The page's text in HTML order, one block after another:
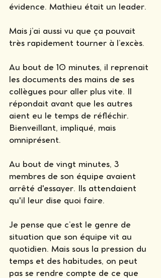
évidence. Mathieu était un leader.
Mais j’ai aussi vu que ça pouvait
très rapidement tourner à l’excès.
Au bout de 10 minutes, il reprenait
les documents des mains de ses
collègues pour aller plus vite. Il
répondait avant que les autres
aient eu le temps de réfléchir.
Bienveillant, impliqué, mais
omniprésent.
Au bout de vingt minutes, 3
membres de son équipe avaient
arrêté d'essayer. Ils attendaient
qu'il leur dise quoi faire.
Je pense que c’est le genre de
situation que son équipe vit au
quotidien. Mais sous la pression du
temps et des habitudes, on peut
pas se rendre compte de ce que